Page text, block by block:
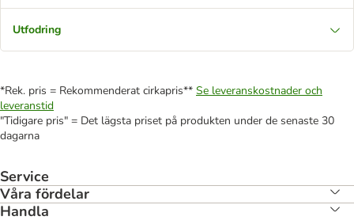
Utfodring
*Rek. pris = Rekommenderat cirkapris** Se leveranskostnader och
leveranstid
"Tidigare pris" = Det lägsta priset på produkten under de senaste 30
dagarna
Service
Våra fördelar
Handla